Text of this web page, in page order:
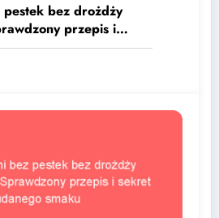
bez drożdży
przepis i